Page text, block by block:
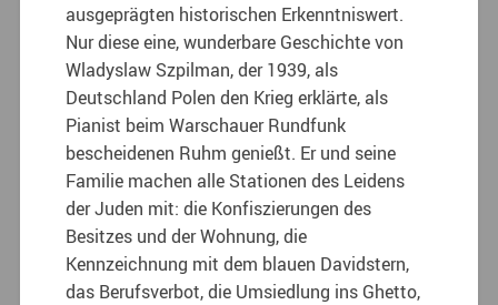
ausgeprägten historischen Erkenntniswert.
Nur diese eine, wunderbare Geschichte von
Wladyslaw Szpilman, der 1939, als
Deutschland Polen den Krieg erklärte, als
Pianist beim Warschauer Rundfunk
bescheidenen Ruhm genießt. Er und seine
Familie machen alle Stationen des Leidens
der Juden mit: die Konfiszierungen des
Besitzes und der Wohnung, die
Kennzeichnung mit dem blauen Davidstern,
das Berufsverbot, die Umsiedlung ins Ghetto,